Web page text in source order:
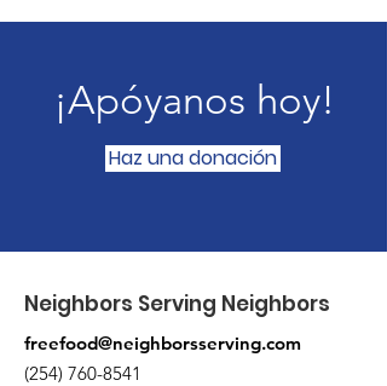
¡Apóyanos hoy!
Haz una donación
Neighbors Serving Neighbors
freefood@neighborsserving.com
(254) 760-8541